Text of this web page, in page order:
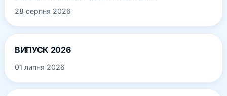
28 серпня 2026
ВИПУСК 2026
01 липня 2026